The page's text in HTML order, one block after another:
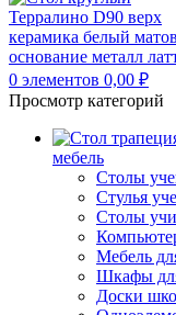
0 элементов 0,00 ₽
Просмотр категорий
мебель
Столы
Стулья
Столы
Мебель
Шкафы
Доски